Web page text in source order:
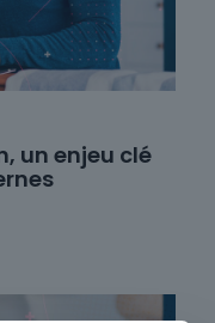
un enjeu clé